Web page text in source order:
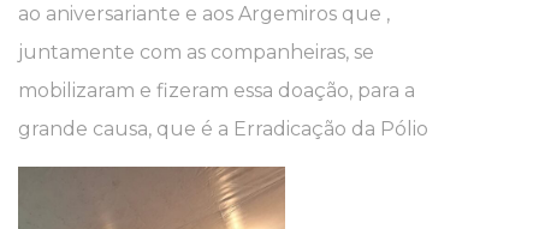
ao aniversariante e aos Argemiros que ,
juntamente com as companheiras, se
mobilizaram e fizeram essa doação, para a
grande causa, que é a Erradicação da Pólio